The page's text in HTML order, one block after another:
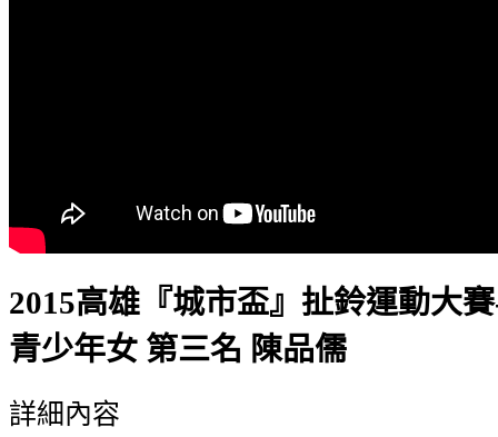
2015高雄『城市盃』扯鈴運動大
青少年女 第三名 陳品儒
詳細內容